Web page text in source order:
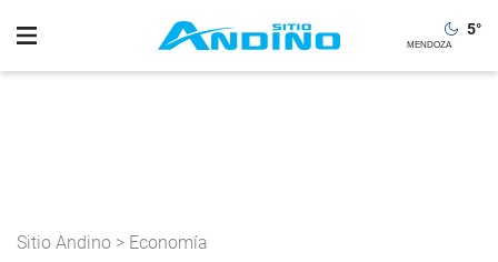
5°
Sitio Andino > Economía